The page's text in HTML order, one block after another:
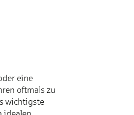
eine
oftmals zu
wichtigste